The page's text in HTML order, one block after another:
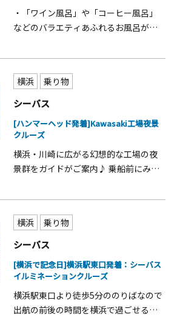
・「ワイン風呂」や「コーヒー風呂」
などのバラエティあふれるお風呂が魅
喫！ ・プールの後は、お休み処や漫画
コーナーが充実の森の湯エリアに移動
して休息タイム♪
横浜 乗り物
シーバス
[ハンマーヘッド発着]Kawasaki工場夜景
クルーズ
横浜・川崎に広がる幻想的な工場の夜
景群をガイドがご案内♪ 乗船前にみな
楽しめる♪
横浜 乗り物
シーバス
[横浜で記念日]横浜駅東口発着：シーバス
イルミネーションクルーズ
横浜駅東口より徒歩5分ののりばなので
出航の前後の時間を横浜で過ごせる☆